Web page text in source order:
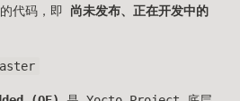
的代码，即 尚未发布、正在开发中的